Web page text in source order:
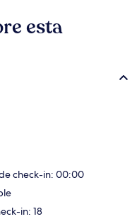
esta
check-in: 00:00
in: 18